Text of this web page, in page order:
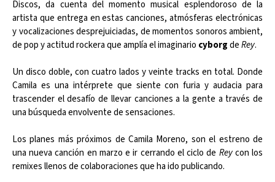
Discos, da cuenta del momento musical esplendoroso de la
artista que entrega en estas canciones, atmósferas electrónicas
y vocalizaciones desprejuiciadas, de momentos sonoros ambient,
de pop y actitud rockera que amplía el imaginario cyborgdeRey.
Un disco doble, con cuatro lados y veinte tracks en total. Donde
Camila es una intérprete que siente con furia y audacia para
trascender el desafío de llevar canciones a la gente a través de
una búsqueda envolvente de sensaciones.
Los planes más próximos de Camila Moreno, son el estreno de
una nueva canción en marzo e ir cerrando el ciclo de Reycon los
remixes llenos de colaboraciones que ha ido publicando.